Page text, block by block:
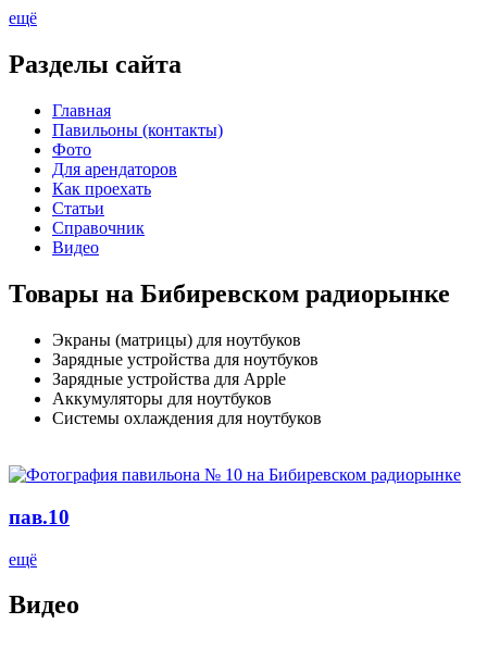
ещё
Разделы сайта
Главная
Павильоны (контакты)
Фото
Для арендаторов
Как проехать
Статьи
Справочник
Видео
Товары на Бибиревском радиорынке
Экраны (матрицы) для ноутбуков
Зарядные устройства для ноутбуков
Зарядные устройства для Apple
Аккумуляторы для ноутбуков
Системы охлаждения для ноутбуков
пав.10
ещё
Видео